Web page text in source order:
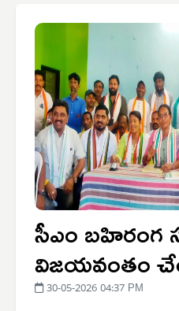
సీఎం బహిరంగ
విజయవంతం
30-05-2026 04:37 PM